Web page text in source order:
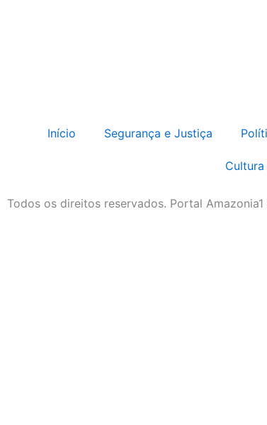
Início Segurança e Justiça
Todos os direitos reservados. Portal